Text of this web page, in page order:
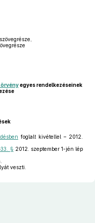
egyes rendelkezéseinek
foglalt kivétellel – 2012.
§ 2012. szeptember 1-jén lép
veszti.